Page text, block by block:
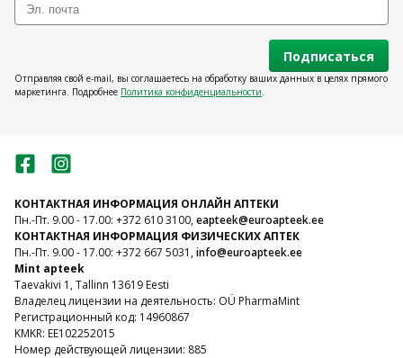
Подписаться
Отправляя свой e-mail, вы соглашаетесь на обработку ваших данных в целях прямого
маркетинга. Подробнее Политика конфиденциальности.
КОНТАКТНАЯ ИНФОРМАЦИЯ ОНЛАЙН АПТЕКИ
Пн.-Пт. 9.00 - 17.00: +372 610 3100,eapteek@euroapteek.ee
КОНТАКТНАЯ ИНФОРМАЦИЯ ФИЗИЧЕСКИХ АПТЕК
Пн.-Пт. 9.00 - 17.00: +372 667 5031,info@euroapteek.ee
Mint apteek
Taevakivi 1, Tallinn 13619 Eesti
Владелец лицензии на деятельность: OÜ PharmaMint
Регистрационный код: 14960867
KMKR: EE102252015
Номер действующей лицензии: 885